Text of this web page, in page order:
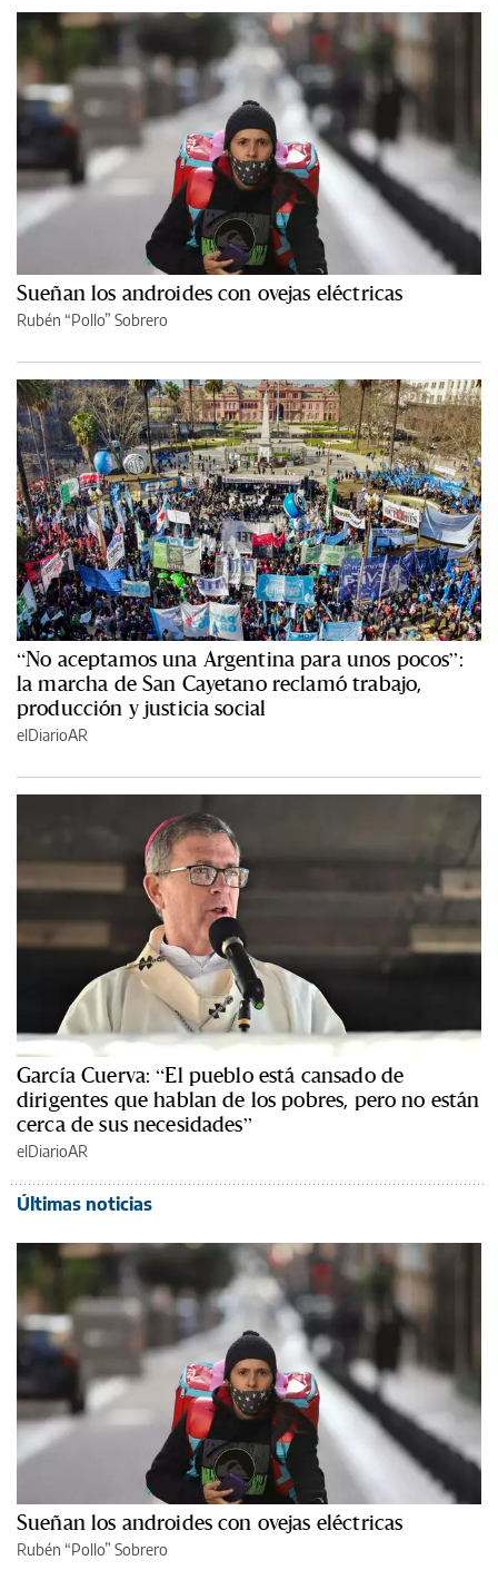
Sueñan los androides con ovejas eléctricas
Rubén “Pollo” Sobrero
“No aceptamos una Argentina para unos pocos”:
la marcha de San Cayetano reclamó trabajo,
producción y justicia social
elDiarioAR
García Cuerva: “El pueblo está cansado de
dirigentes que hablan de los pobres, pero no están
cerca de sus necesidades”
elDiarioAR
Últimas noticias
Sueñan los androides con ovejas eléctricas
Rubén “Pollo” Sobrero